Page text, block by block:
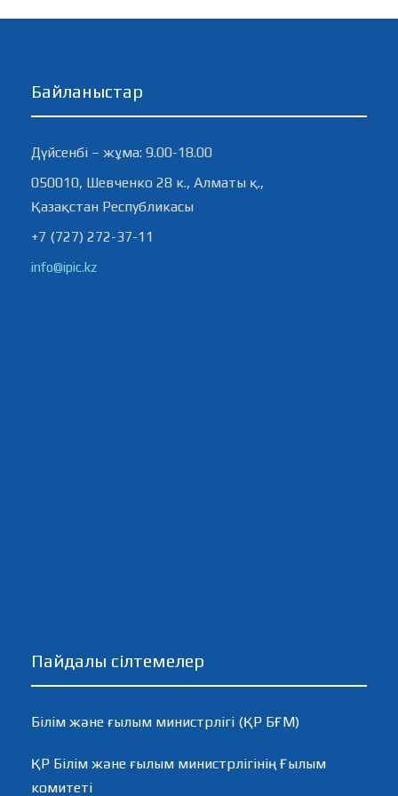
Байланыстар
Дүйсенбі – жұма: 9.00-18.00
050010, Шевченко 28 к., Алматы қ.,
Қазақстан Республикасы
+7 (727) 272-37-11
info@ipic.kz
Пайдалы сілтемелер
Білім және ғылым министрлігі (ҚР БҒМ)
ҚР Білім және ғылым министрлігінің Ғылым
комитеті